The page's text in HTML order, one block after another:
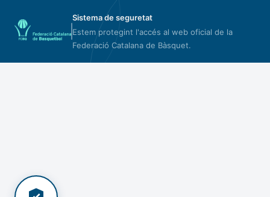
Sistema de seguretat
Estem protegint l'accés al web oficial de la
Federació Catalana de Bàsquet.